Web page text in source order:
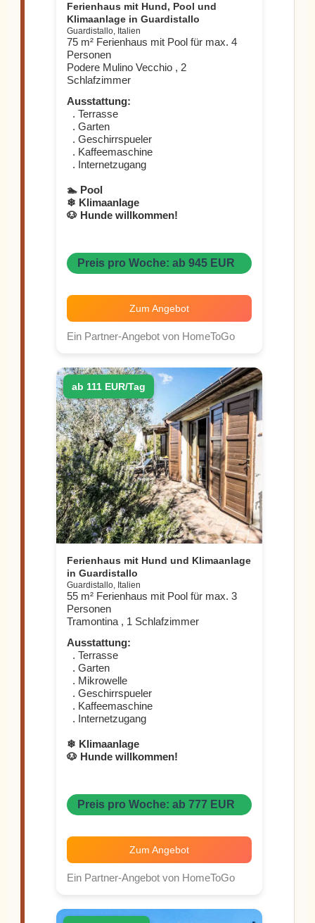
Ferienhaus mit Hund, Pool und
Klimaanlage in Guardistallo
Guardistallo, Italien
75 m² Ferienhaus mit Pool für max. 4
Personen
Podere Mulino Vecchio , 2
Schlafzimmer
Ausstattung:
. Terrasse
. Garten
. Geschirrspueler
. Kaffeemaschine
. Internetzugang
🏊 Pool
❄ Klimaanlage
🐶 Hunde willkommen!
Preis pro Woche: ab 945 EUR
Zum Angebot
Ein Partner-Angebot von HomeToGo
ab 111 EUR/Tag
Ferienhaus mit Hund und Klimaanlage
in Guardistallo
Guardistallo, Italien
55 m² Ferienhaus mit Pool für max. 3
Personen
Tramontina , 1 Schlafzimmer
Ausstattung:
. Terrasse
. Garten
. Mikrowelle
. Geschirrspueler
. Kaffeemaschine
. Internetzugang
❄ Klimaanlage
🐶 Hunde willkommen!
Preis pro Woche: ab 777 EUR
Zum Angebot
Ein Partner-Angebot von HomeToGo